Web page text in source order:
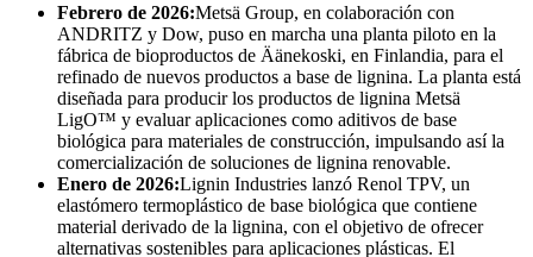
Febrero de 2026:Metsä Group, en colaboración con
ANDRITZ y Dow, puso en marcha una planta piloto en la
fábrica de bioproductos de Äänekoski, en Finlandia, para el
refinado de nuevos productos a base de lignina. La planta está
diseñada para producir los productos de lignina Metsä
LigO™ y evaluar aplicaciones como aditivos de base
biológica para materiales de construcción, impulsando así la
comercialización de soluciones de lignina renovable.
Enero de 2026:Lignin Industries lanzó Renol TPV, un
elastómero termoplástico de base biológica que contiene
material derivado de la lignina, con el objetivo de ofrecer
alternativas sostenibles para aplicaciones plásticas. El